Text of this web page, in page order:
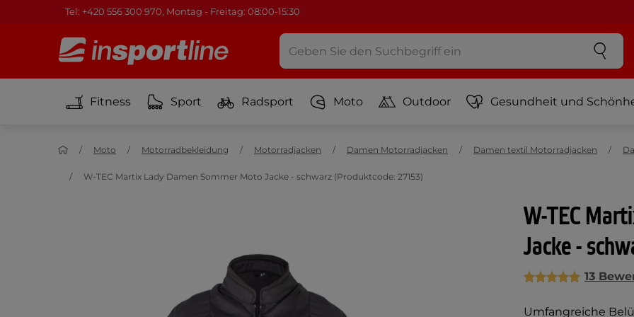
Tel: +420 556 300 970, Montag - Freitag: 08:00-15:30
Fitness Sport Radsport Moto Outdoor Gesundheit und
Moto Motorradbekleidung Motorradjacken Damen Motorradjacken Damen textil Motorradjacken
W-TEC Martix Lady Damen Sommer Moto Jacke - schwarz (Produktcode: 27153)
W-TEC
Jacke -
13
Umfangreiche